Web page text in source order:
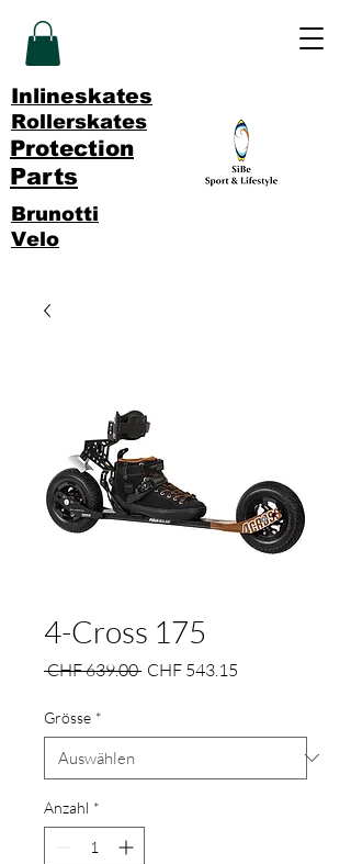
Inlineskates
Rollerskates
Protection
Parts
Brunotti
Velo
4-Cross 175
CHF 639.00 Standardpreis
CHF 543.15
Grösse *
Anzahl *